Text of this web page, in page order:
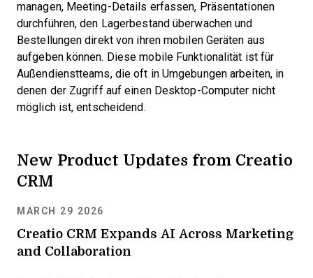
managen, Meeting-Details erfassen, Präsentationen
durchführen, den Lagerbestand überwachen und
Bestellungen direkt von ihren mobilen Geräten aus
aufgeben können. Diese mobile Funktionalität ist für
Außendienstteams, die oft in Umgebungen arbeiten, in
denen der Zugriff auf einen Desktop-Computer nicht
möglich ist, entscheidend.
New Product Updates from Creatio
CRM
MARCH 29 2026
Creatio CRM Expands AI Across Marketing
and Collaboration